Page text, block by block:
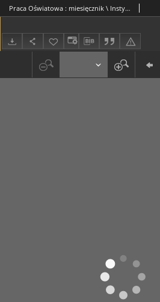
Praca Oświatowa : miesięcznik \ Instytut Oświaty Dorosłych [et al.].R. 4, Nr 2 (luty 1938)